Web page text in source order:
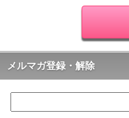
メルマガ登録・解除